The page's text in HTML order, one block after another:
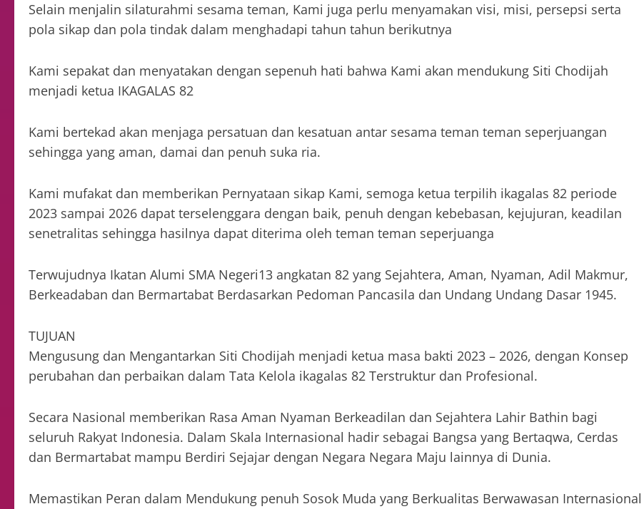
Selain menjalin silaturahmi sesama teman, Kami juga perlu menyamakan visi, misi, persepsi serta
pola sikap dan pola tindak dalam menghadapi tahun tahun berikutnya
Kami sepakat dan menyatakan dengan sepenuh hati bahwa Kami akan mendukung Siti Chodijah
menjadi ketua IKAGALAS 82
Kami bertekad akan menjaga persatuan dan kesatuan antar sesama teman teman seperjuangan
sehingga yang aman, damai dan penuh suka ria.
Kami mufakat dan memberikan Pernyataan sikap Kami, semoga ketua terpilih ikagalas 82 periode
2023 sampai 2026 dapat terselenggara dengan baik, penuh dengan kebebasan, kejujuran, keadilan
senetralitas sehingga hasilnya dapat diterima oleh teman teman seperjuanga
Terwujudnya Ikatan Alumi SMA Negeri13 angkatan 82 yang Sejahtera, Aman, Nyaman, Adil Makmur,
Berkeadaban dan Bermartabat Berdasarkan Pedoman Pancasila dan Undang Undang Dasar 1945.
TUJUAN
Mengusung dan Mengantarkan Siti Chodijah menjadi ketua masa bakti 2023 – 2026, dengan Konsep
perubahan dan perbaikan dalam Tata Kelola ikagalas 82 Terstruktur dan Profesional.
Secara Nasional memberikan Rasa Aman Nyaman Berkeadilan dan Sejahtera Lahir Bathin bagi
seluruh Rakyat Indonesia. Dalam Skala Internasional hadir sebagai Bangsa yang Bertaqwa, Cerdas
dan Bermartabat mampu Berdiri Sejajar dengan Negara Negara Maju lainnya di Dunia.
Memastikan Peran dalam Mendukung penuh Sosok Muda yang Berkualitas Berwawasan Internasional